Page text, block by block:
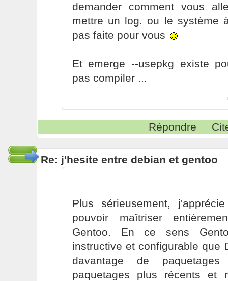
demander comment vous
mettre un log. ou le système
pas faite pour vous
Et emerge --usepkg existe
pas compiler ...
Répondre
Re: j'hesite entre debian et gentoo
Plus sérieusement,
pouvoir maîtriser
Gentoo. En ce sens
instructive et configurable que
davantage de
paquetages plus récents et